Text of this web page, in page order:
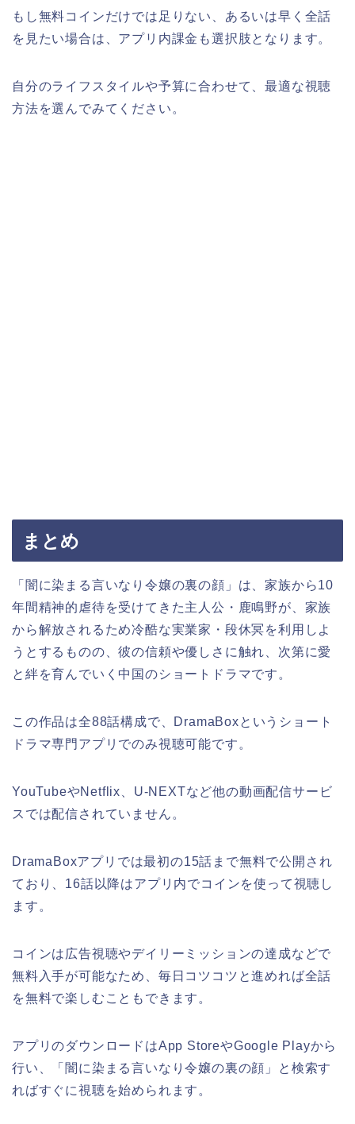
もし無料コインだけでは足りない、あるいは早く全話
を見たい場合は、アプリ内課金も選択肢となります。
自分のライフスタイルや予算に合わせて、最適な視聴
方法を選んでみてください。
まとめ
「闇に染まる言いなり令嬢の裏の顔」は、家族から10
年間精神的虐待を受けてきた主人公・鹿鳴野が、家族
から解放されるため冷酷な実業家・段休冥を利用しよ
うとするものの、彼の信頼や優しさに触れ、次第に愛
と絆を育んでいく中国のショートドラマです。
この作品は全88話構成で、DramaBoxというショート
ドラマ専門アプリでのみ視聴可能です。
YouTubeやNetflix、U-NEXTなど他の動画配信サービ
スでは配信されていません。
DramaBoxアプリでは最初の15話まで無料で公開され
ており、16話以降はアプリ内でコインを使って視聴し
ます。
コインは広告視聴やデイリーミッションの達成などで
無料入手が可能なため、毎日コツコツと進めれば全話
を無料で楽しむこともできます。
アプリのダウンロードはApp StoreやGoogle Playから
行い、「闇に染まる言いなり令嬢の裏の顔」と検索す
ればすぐに視聴を始められます。